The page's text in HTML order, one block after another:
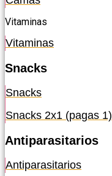
Vitaminas
Vitaminas
Snacks
Snacks
Snacks 2x1 (pagas 1)
Antiparasitarios
Antiparasitarios